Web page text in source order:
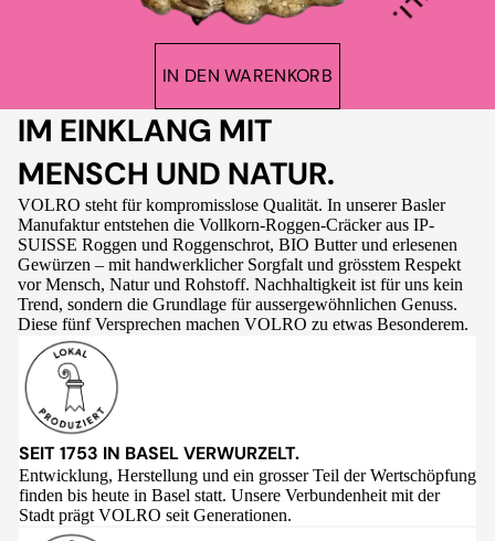
IN DEN WARENKORB
IM EINKLANG MIT
MENSCH UND NATUR.
VOLRO steht für kompromisslose Qualität. In unserer Basler
Manufaktur entstehen die Vollkorn-Roggen-Cräcker aus IP-
SUISSE Roggen und Roggenschrot, BIO Butter und erlesenen
Gewürzen – mit handwerklicher Sorgfalt und grösstem Respekt
vor Mensch, Natur und Rohstoff. Nachhaltigkeit ist für uns kein
Trend, sondern die Grundlage für aussergewöhnlichen Genuss.
Diese fünf Versprechen machen VOLRO zu etwas Besonderem.
SEIT 1753 IN BASEL VERWURZELT.
Entwicklung, Herstellung und ein grosser Teil der Wertschöpfung
finden bis heute in Basel statt. Unsere Verbundenheit mit der
Stadt prägt VOLRO seit Generationen.